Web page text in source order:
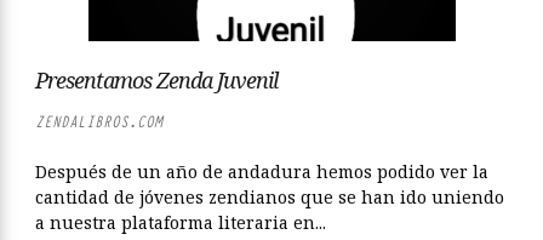
Presentamos Zenda Juvenil
ZENDALIBROS.COM
Después de un año de andadura hemos podido ver la
cantidad de jóvenes zendianos que se han ido uniendo
a nuestra plataforma literaria en...